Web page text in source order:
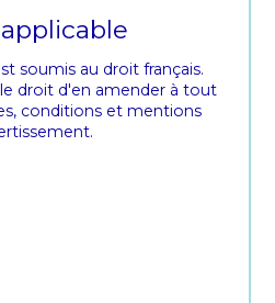
soumis au droit français.
droit d'en amender à tout
conditions et mentions